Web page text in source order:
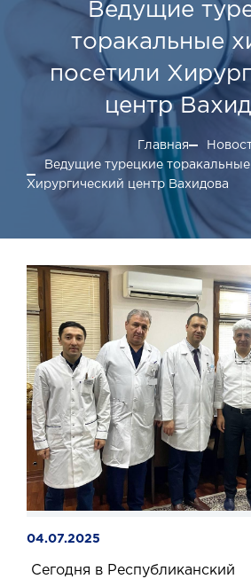
Ведущие
торакальные
посетили
центр
Главная
Ведущие турецкие
Хирургический центр Вахидова
04.07.2025
Сегодня в Республиканский